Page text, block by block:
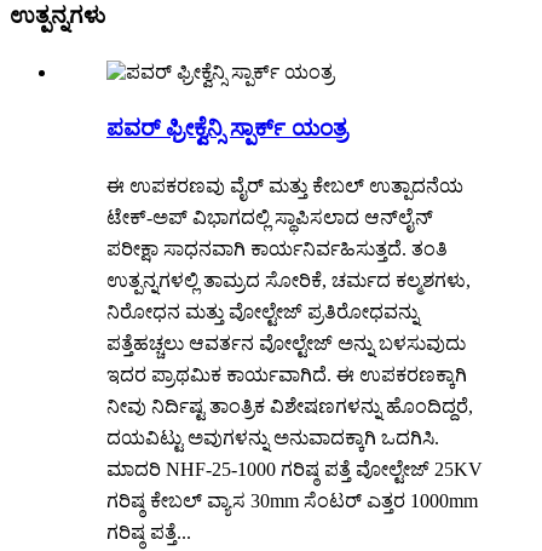
ಉತ್ಪನ್ನಗಳು
ಪವರ್ ಫ್ರೀಕ್ವೆನ್ಸಿ ಸ್ಪಾರ್ಕ್ ಯಂತ್ರ
ಈ ಉಪಕರಣವು ವೈರ್ ಮತ್ತು ಕೇಬಲ್ ಉತ್ಪಾದನೆಯ
ಟೇಕ್-ಅಪ್ ವಿಭಾಗದಲ್ಲಿ ಸ್ಥಾಪಿಸಲಾದ ಆನ್‌ಲೈನ್
ಪರೀಕ್ಷಾ ಸಾಧನವಾಗಿ ಕಾರ್ಯನಿರ್ವಹಿಸುತ್ತದೆ. ತಂತಿ
ಉತ್ಪನ್ನಗಳಲ್ಲಿ ತಾಮ್ರದ ಸೋರಿಕೆ, ಚರ್ಮದ ಕಲ್ಮಶಗಳು,
ನಿರೋಧನ ಮತ್ತು ವೋಲ್ಟೇಜ್ ಪ್ರತಿರೋಧವನ್ನು
ಪತ್ತೆಹಚ್ಚಲು ಆವರ್ತನ ವೋಲ್ಟೇಜ್ ಅನ್ನು ಬಳಸುವುದು
ಇದರ ಪ್ರಾಥಮಿಕ ಕಾರ್ಯವಾಗಿದೆ. ಈ ಉಪಕರಣಕ್ಕಾಗಿ
ನೀವು ನಿರ್ದಿಷ್ಟ ತಾಂತ್ರಿಕ ವಿಶೇಷಣಗಳನ್ನು ಹೊಂದಿದ್ದರೆ,
ದಯವಿಟ್ಟು ಅವುಗಳನ್ನು ಅನುವಾದಕ್ಕಾಗಿ ಒದಗಿಸಿ.
ಮಾದರಿ NHF-25-1000 ಗರಿಷ್ಠ ಪತ್ತೆ ವೋಲ್ಟೇಜ್ 25KV
ಗರಿಷ್ಠ ಕೇಬಲ್ ವ್ಯಾಸ 30mm ಸೆಂಟರ್ ಎತ್ತರ 1000mm
ಗರಿಷ್ಠ ಪತ್ತೆ...